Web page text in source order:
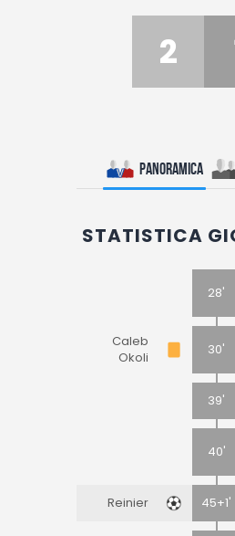
2
Panoramica
STATISTICA
28'
Caleb
Okoli
30'
39'
40'
Reinier 45+1'